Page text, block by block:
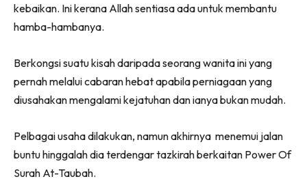
kebaikan. Ini kerana Allah sentiasa ada untuk membantu
hamba-hambanya.
Berkongsi suatu kisah daripada seorang wanita ini yang
pernah melalui cabaran hebat apabila perniagaan yang
diusahakan mengalami kejatuhan dan ianya bukan mudah.
Pelbagai usaha dilakukan, namun akhirnya menemui jalan
buntu hinggalah dia terdengar tazkirah berkaitan Power Of
Surah At-Taubah.